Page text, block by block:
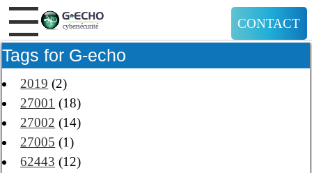
CONTACT
Tags for G-echo
2019 (2)
27001 (18)
27002 (14)
27005 (1)
62443 (12)